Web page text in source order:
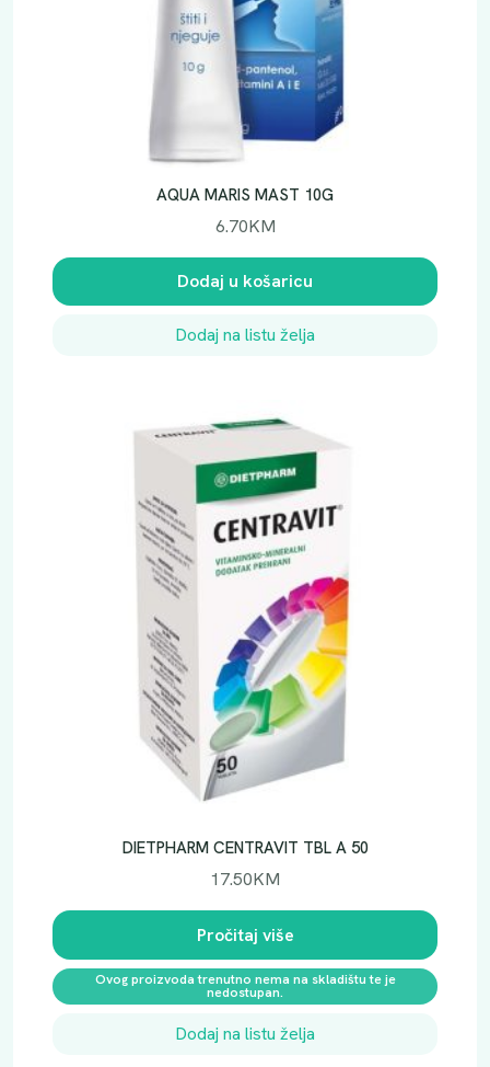
AQUA MARIS MAST 10G
6.70KM
Dodaj u košaricu
Dodaj na listu želja
DIETPHARM CENTRAVIT TBL A 50
17.50KM
Pročitaj više
Ovog proizvoda trenutno nema na skladištu te je
nedostupan.
Dodaj na listu želja